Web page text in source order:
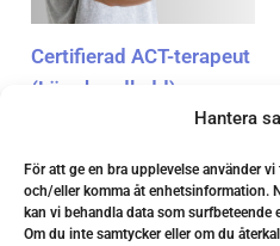
Hantera
För att ge en bra upplevelse använder
och/eller komma åt enhetsinformation.
kan vi behandla data som surfbeteende
Om du inte samtycker eller om du
Certifierad ACT-terapeut
(Lärarhandledd)